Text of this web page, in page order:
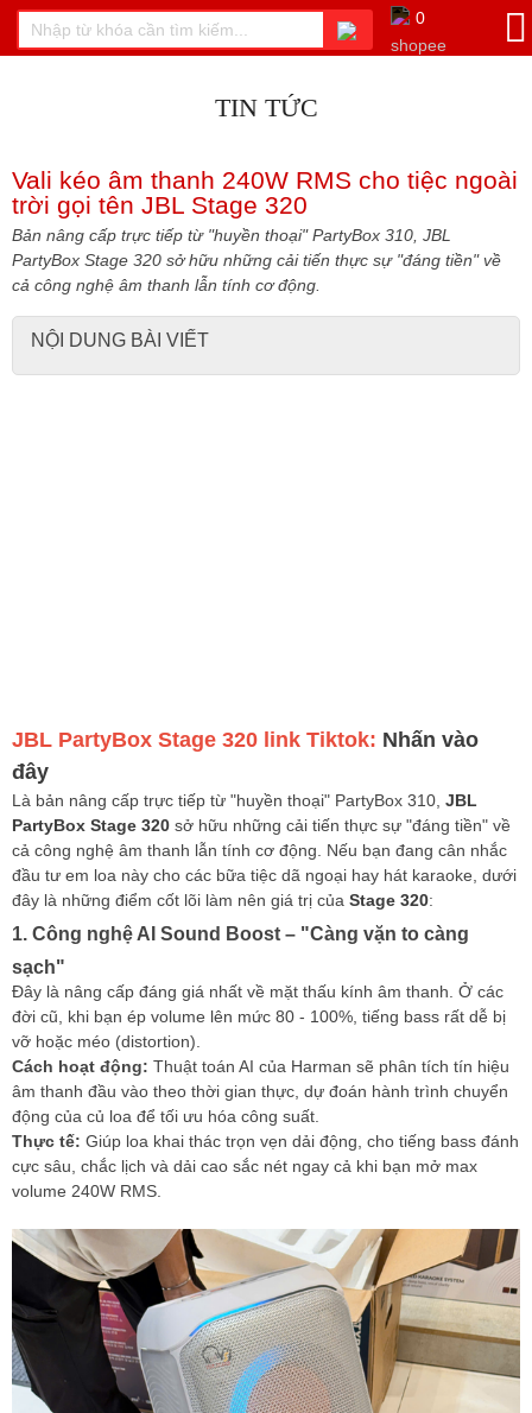
0
TIN TỨC
Vali kéo âm thanh 240W RMS cho tiệc ngoài
trời gọi tên JBL Stage 320
Bản nâng cấp trực tiếp từ "huyền thoại" PartyBox 310, JBL
PartyBox Stage 320 sở hữu những cải tiến thực sự "đáng tiền" về
cả công nghệ âm thanh lẫn tính cơ động.
NỘI DUNG BÀI VIẾT
JBL PartyBox Stage 320 link Tiktok: Nhấn vào
đây
Là bản nâng cấp trực tiếp từ "huyền thoại" PartyBox 310, JBL
PartyBox Stage 320 sở hữu những cải tiến thực sự "đáng tiền" về
cả công nghệ âm thanh lẫn tính cơ động. Nếu bạn đang cân nhắc
đầu tư em loa này cho các bữa tiệc dã ngoại hay hát karaoke, dưới
đây là những điểm cốt lõi làm nên giá trị của Stage 320:
1. Công nghệ AI Sound Boost – "Càng vặn to càng
sạch"
Đây là nâng cấp đáng giá nhất về mặt thấu kính âm thanh. Ở các
đời cũ, khi bạn ép volume lên mức 80 - 100%, tiếng bass rất dễ bị
vỡ hoặc méo (distortion).
Cách hoạt động: Thuật toán AI của Harman sẽ phân tích tín hiệu
âm thanh đầu vào theo thời gian thực, dự đoán hành trình chuyển
động của củ loa để tối ưu hóa công suất.
Thực tế: Giúp loa khai thác trọn vẹn dải động, cho tiếng bass đánh
cực sâu, chắc lịch và dải cao sắc nét ngay cả khi bạn mở max
volume 240W RMS.